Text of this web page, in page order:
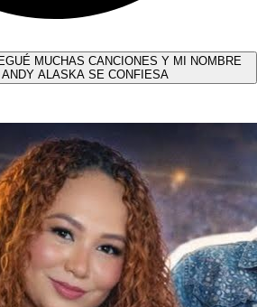
MUCHAS CANCIONES Y MI NOMBRE
ALASKA SE CONFIESA​